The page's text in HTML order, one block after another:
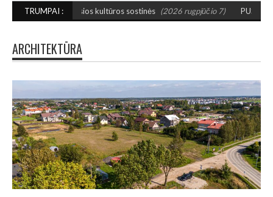
TRUMPAI :
kultūros sostinės (2026 rugpjūčio 7) PUSIAUSVYROS AKTAS
ARCHITEKTŪRA